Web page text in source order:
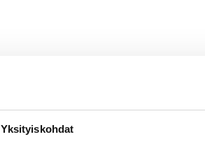
Yksityiskohdat